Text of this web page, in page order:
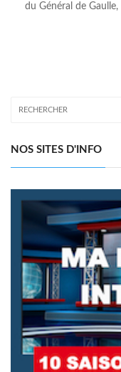
du Général de
NOS SITES D'INFO